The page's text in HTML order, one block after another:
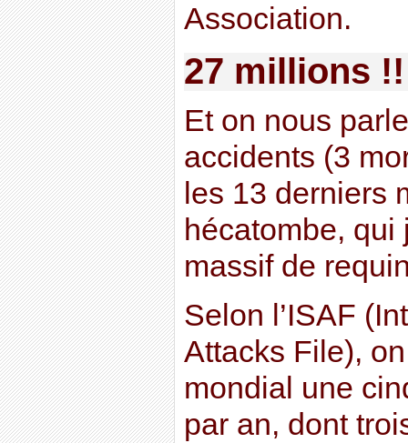
Association.
27 millions !!
Et on nous
accidents (3
les 13 derniers
hécatombe, qui
massif de
Selon l’ISAF
Attacks File),
mondial une
par an, dont